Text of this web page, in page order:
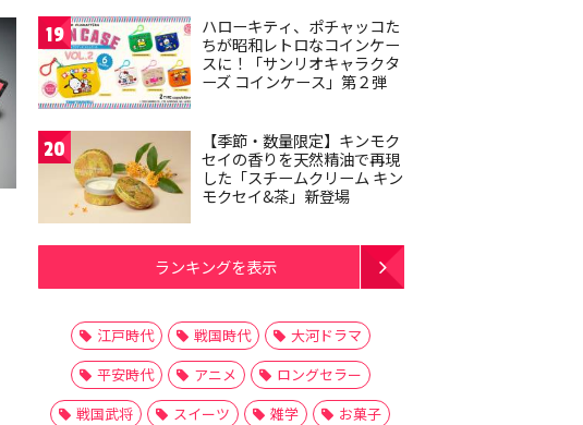
19
ハローキティ、ポチャッコた
ちが昭和レトロなコインケー
スに！「サンリオキャラクタ
ーズ コインケース」第２弾
20
【季節・数量限定】キンモク
セイの香りを天然精油で再現
した「スチームクリーム キン
モクセイ&茶」新登場
ランキングを表示
江戸時代 戦国時代
大河ドラマ
平安時代
アニメ
ロングセラー
戦国武将
スイーツ 雑学
お菓子